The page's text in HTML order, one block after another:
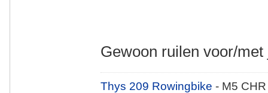
Gewoon ruilen voor/
Thys 209 Rowingbike- M5